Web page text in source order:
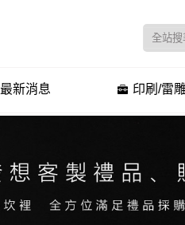
最新消息 印刷/雷